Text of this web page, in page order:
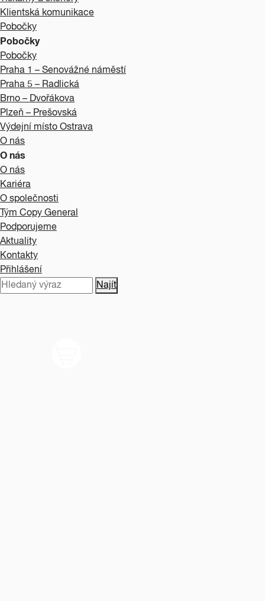
Klientská komunikace
Pobočky
Pobočky
Pobočky
Praha 1 – Senovážné náměstí
Praha 5 – Radlická
Brno – Dvořákova
Plzeň – Prešovská
Výdejní místo Ostrava
O nás
O nás
O nás
Kariéra
O společnosti
Tým Copy General
Podporujeme
Aktuality
Kontakty
Přihlášení
Najít